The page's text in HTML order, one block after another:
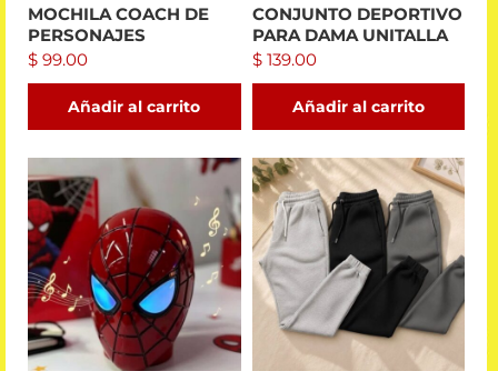
MOCHILA COACH DE
PERSONAJES
$ 99.00
Añadir al carrito
CONJUNTO DEPORTIVO
PARA DAMA UNITALLA
$139.00
Añadir al carrito